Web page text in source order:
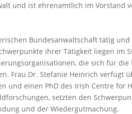
und ist ehrenamtlich im Vorstand
Bundesanwaltschaft tätig
ihrer Tätigkeit liegen im
die sich für die
Frau Dr. Stefanie Heinrich verfügt
und einen PhD des Irish Centre for
setzten den
und der Wiedergutmachung.